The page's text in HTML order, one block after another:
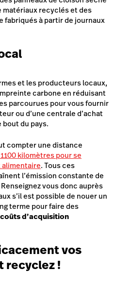
matériaux recyclés et des
fabriqués à partir de journaux
et les producteurs locaux,
carbone en réduisant
parcourues pour vous fournir
ou d’une centrale d’achat
bout du pays.
compter une distance
kilomètres pour se
. Tous ces
l’émission constante de
vous donc auprès
s’il est possible de nouer un
terme pour faire des
d’acquisition
vos
recyclez !